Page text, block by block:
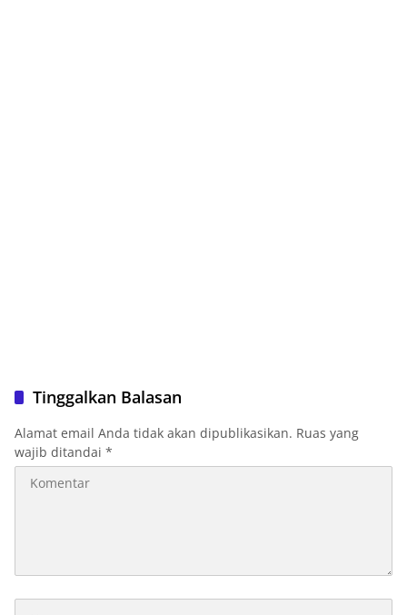
Tinggalkan Balasan
Alamat email Anda tidak akan dipublikasikan. Ruas yang
wajib ditandai *